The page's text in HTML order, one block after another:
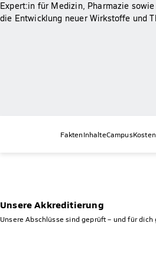
Expert:in für Medizin, Pharmazie
die Entwicklung neuer Wirkstoffe und
FaktenInhalteCampusKosten
Unsere Akkreditierung
Unsere Abschlüsse sind geprüft – und für dich